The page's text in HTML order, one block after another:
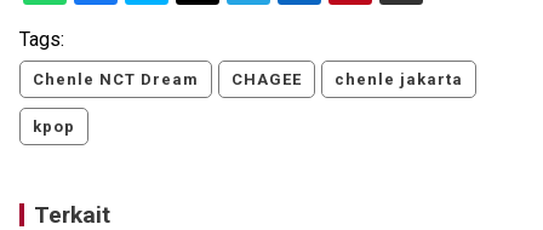
Tags:
Chenle NCT Dream CHAGEE chenle jakarta
kpop
Terkait